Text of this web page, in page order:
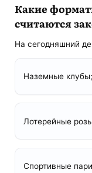
Какие
считаются
На сегодняшний
Наземные клубы;
Лотерейные
Спортивные